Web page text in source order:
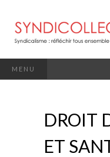
MENU
DROIT
ET